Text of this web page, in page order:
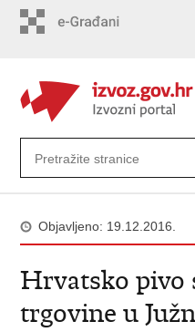
Objavljeno: 19.12.2016.
Hrvatsko pivo
trgovine u